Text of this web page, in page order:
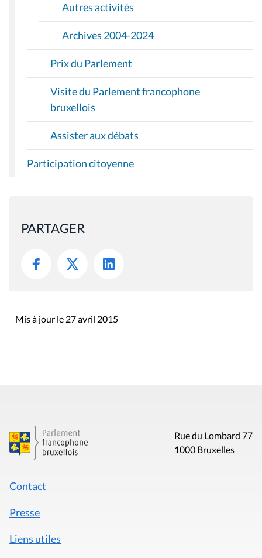
Autres activités
Archives 2004-2024
Prix du Parlement
Visite du Parlement francophone
bruxellois
Assister aux débats
Participation citoyenne
PARTAGER
Mis à jour le 27 avril 2015
Rue du Lombard 77
1000 Bruxelles
Contact
Presse
Liens utiles